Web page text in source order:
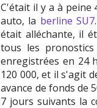
C'était il y a à peine
auto, la berline SU7
était alléchante, il
tous les
enregistrées en 24
120 000, et il s'agit
avance de fonds de
7 jours suivants la